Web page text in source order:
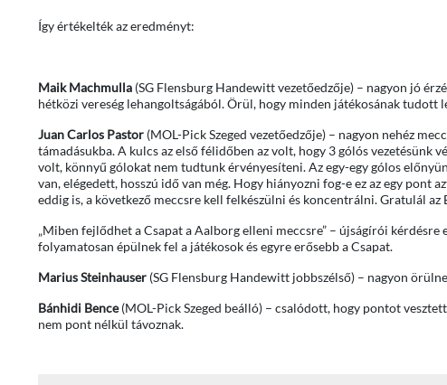
Így értékelték az eredményt:
Maik Machmulla(SG Flensburg Handewitt vezetőedzője) – nagyon jó
hétközi vereség lehangoltságából. Örül, hogy minden játékosának tudott
Juan Carlos Pastor(MOL-Pick Szeged vezetőedzője) – nagyon nehéz
támadásukba. A kulcs az első félidőben az volt, hogy 3 gólós
volt, könnyű gólokat nem tudtunk érvényesíteni. Az egy-egy gólos
van, elégedett, hosszú idő van még. Hogy hiányozni fog-e ez az egy
eddig is, a következő meccsre kell felkészülni és koncentrálni. Gratulál az
„Miben fejlődhet a Csapat a Aalborg elleni meccsre” – újságírói
folyamatosan épülnek fel a játékosok és egyre erősebb a Csapat.
Marius Steinhauser(SG Flensburg Handewitt jobbszélső) – nagyon
Bánhidi Bence(MOL-Pick Szeged beálló) – csalódott, hogy pontot
nem pont nélkül távoznak.